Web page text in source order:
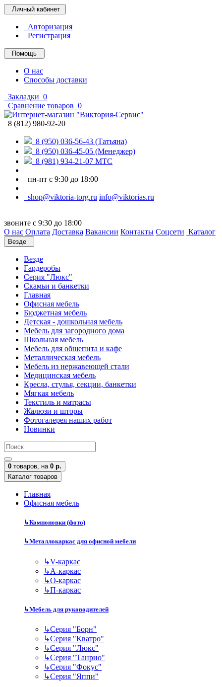
Личный кабинет
Авторизация
Регистрация
Помощь
О нас
Способы доставки
Закладки 0
Сравнение товаров 0
8 (812) 980-92-20
8 (950) 036-56-43 (Татьяна)
8 (950) 036-45-05 (Менеджер)
8 (981) 934-21-07 МТС
пн-пт с 9:30 до 18:00
shop@viktoria-torg.ru info@viktorias.ru
звоните с 9:30 до 18:00
О нас Оплата Доставка Вакансии Контакты Соцсети Каталог
Везде
Везде
Гардеробы
Серия "Люкс"
Скамьи и банкетки
Главная
Офисная мебель
Бюджетная мебель
Детская - дошкольная мебель
Мебель для загородного дома
Школьная мебель
Мебель для общепита и кафе
Металлическая мебель
Мебель из нержавеющей стали
Медицинская мебель
Кресла, стулья, секции, банкетки
Мягкая мебель
Текстиль и матрасы
Жалюзи и шторы
Фотогалерея наших работ
Новинки
0 товаров, на 0 р.
Каталог товаров
Главная
Офисная мебель
↳Компоновки (фото)
↳Металлокаркас для офисной мебели
↳V-каркас
↳А-каркас
↳О-каркас
↳П-каркас
↳Мебель для руководителей
↳Серия "Борн"
↳Серия "Кватро"
↳Серия "Люкс"
↳Серия "Танрио"
↳Серия "Фокус"
↳Серия "Яппи"